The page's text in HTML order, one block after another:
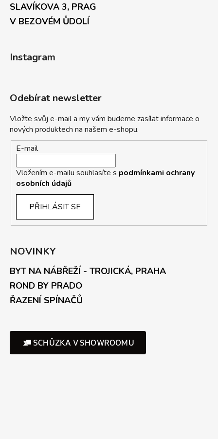
SLAVÍKOVA 3, PRAG
V BEZOVÉM ŮDOLÍ
Instagram
Odebírat newsletter
Vložte svůj e-mail a my vám budeme zasílat informace o
nových produktech na našem e-shopu.
E-mail
Vložením e-mailu souhlasíte s podmínkami ochrany
osobních údajů
PŘIHLÁSIT SE
NOVINKY
BYT NA NÁBŘEŽÍ - TROJICKÁ, PRAHA
ROND BY PRADO
ŘAZENÍ SPÍNAČŮ
SCHŮZKA V SHOWROOMU